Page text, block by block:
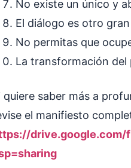
No existe un único y
El diálogo es otro
No permitas que
La transformación del
quiere saber más a
el manifiesto
drive.google.com/